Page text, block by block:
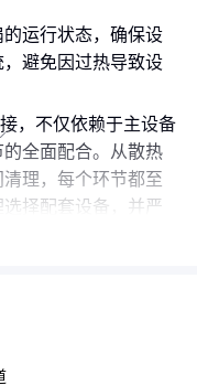
运行状态，确保设
避免因过热导致设
，不仅依赖于主设备
全面配合。从散热
理，每个环节都至
择配套设备，并严